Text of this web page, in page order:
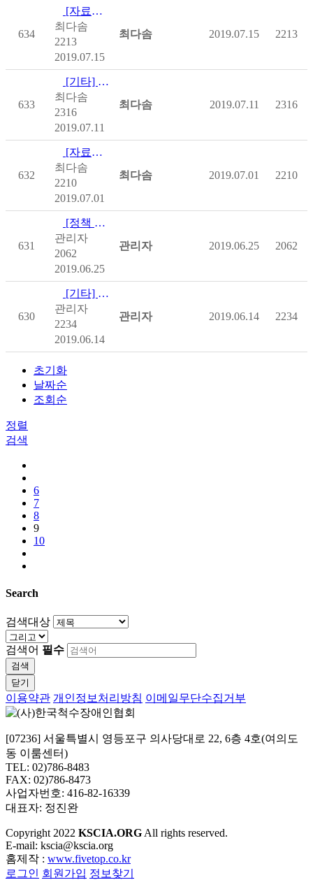
634
[자료집] [국립재활원] 자가 건강관리 가이드 - 몸 튼튼! 마음…
최다솜
2213
2019.07.15
최다솜 2019.07.15 2213
633
[기타] [장총] 동네이방인으로 살아야 하는 장애인
최다솜
2316
2019.07.11
최다솜 2019.07.11 2316
632
[자료집] [한국장애인고용공단] 2019 장애인고용 사례집
최다솜
2210
2019.07.01
최다솜 2019.07.01 2210
631
[정책 및 제도] [보건복지부] 장애등급제 단계적 폐지 시행을 위한 장애…
관리자
2062
2019.06.25
관리자 2019.06.25 2062
630
[기타] [장총] 단계별 재난대책수립과 모니터링, 장애인재난대응…
관리자
2234
2019.06.14
관리자 2019.06.14 2234
초기화
날짜순
조회순
정렬
검색
6
7
8
9
10
Search
검색대상
검색어 필수
검색
닫기
이용약관 개인정보처리방침 이메일무단수집거부
[07236] 서울특별시 영등포구 의사당대로 22, 6층 4호(여의도
동 이룸센터)
TEL: 02)786-8483
FAX: 02)786-8473
사업자번호: 416-82-16339
대표자: 정진완
Copyright 2022 KSCIA.ORG All rights reserved.
E-mail: kscia@kscia.org
홈제작 : www.fivetop.co.kr
로그인 회원가입 정보찾기